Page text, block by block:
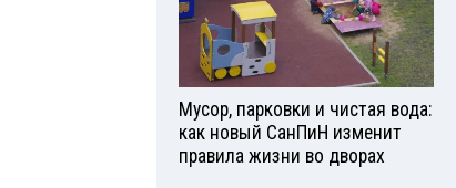
Мусор, парковки и чистая вода:
как новый СанПиН изменит
правила жизни во дворах